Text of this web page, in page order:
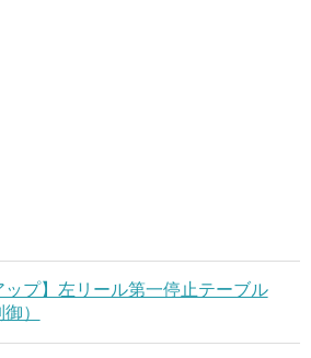
ップ】左リール第一停止テーブル
）